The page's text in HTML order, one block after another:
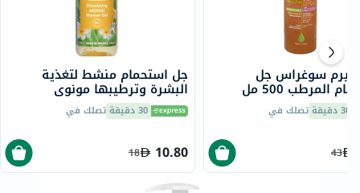
جل استحمام منشط لتغذية
البشرة وترطيبها مونوي
إيفولوديرم، 100 مل
30 دقيقة تصلك في
10.80
18
سوغراس جل
الاستحمام المرطب 500 مل
30 دقيقة تصلك في
43